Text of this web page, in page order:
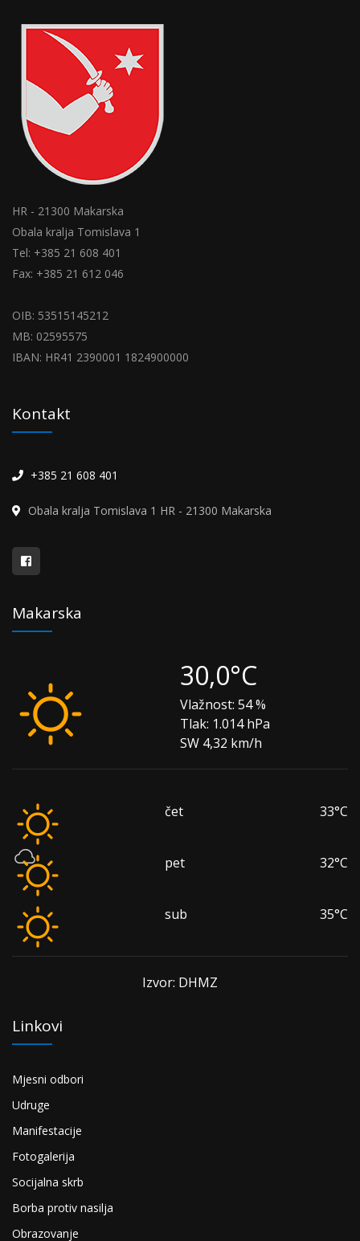
HR - 21300 Makarska
Obala kralja Tomislava 1
Tel: +385 21 608 401
Fax: +385 21 612 046
OIB: 53515145212
MB: 02595575
IBAN: HR41 2390001 1824900000
Kontakt
+385 21 608 401
Obala kralja Tomislava 1 HR - 21300 Makarska
Makarska
30,0°C
Vlažnost: 54 %
Tlak: 1.014 hPa
SW 4,32 km/h
čet 33°C
pet 32°C
sub 35°C
Izvor: DHMZ
Linkovi
Mjesni odbori
Udruge
Manifestacije
Fotogalerija
Socijalna skrb
Borba protiv nasilja
Obrazovanje